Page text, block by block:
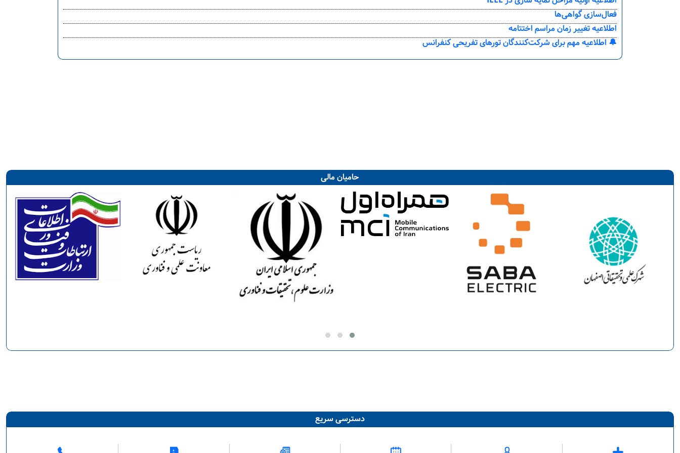
فعال‌سازی گواهی‌ها
اطلاعیه تغییر زمان مراسم اختتامه
🔔 اطلاعیه مهم برای شرکت‌کنندگان تورهای تفریحی کنفرانس
حامیان مالی
دسترسی سریع